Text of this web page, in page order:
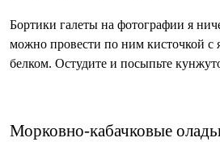
Бортики галеты на фотографии я
можно провести по ним кисточкой с
белком. Остудите и посыпьте
Морковно-кабачковые